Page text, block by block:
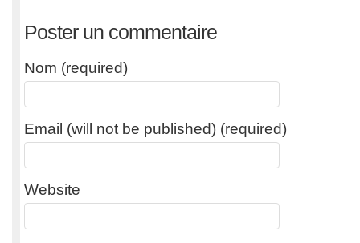
Poster un commentaire
Nom (required)
Email (will not be published) (required)
Website